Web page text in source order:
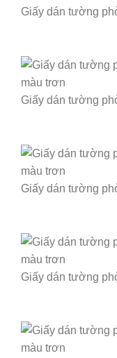
Giấy dán tường
Giấy dán tường
Giấy dán tường
Giấy dán tường